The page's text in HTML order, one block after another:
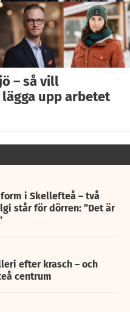
– så vill
upp arbetet
i Skellefteå – två
står för dörren: ”Det är
efter krasch – och
centrum